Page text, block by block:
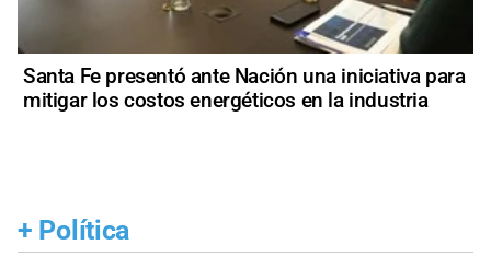
Santa Fe presentó ante Nación una iniciativa para
mitigar los costos energéticos en la industria
+ Política